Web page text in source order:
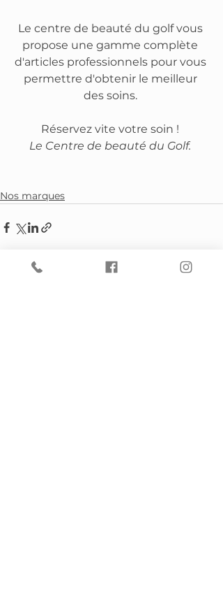
Le centre de beauté du golf vous
propose une gamme complète
d'articles professionnels pour vous
permettre d'obtenir le meilleur
des soins.
Réservez vite votre soin !
Le Centre de beauté du Golf.
Nos marques